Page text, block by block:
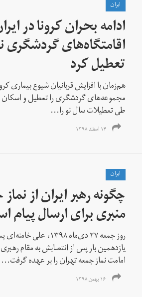
ايران
ادامه بحران کرونا در
اقامتگاه‌های گردشگری
تعطیل کرد
هم‌زمان با افزایش قربانیان شیوع بیماری
مجموعه‌های گردشگری را تعطیل و اسکان
طی تعطیلات سال نو را...
۱۴ اسفند ۱۳۹۸
ايران
چگونه رهبر ایران از
منبری برای ارسال پیام
یازدهمین بار پس از انتصابش به مقام
امامت نماز جمعه تهران را بر عهده گرفت...
۱۶ بهمن ۱۳۹۸